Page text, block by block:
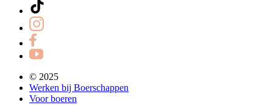
© 2025
Werken bij Boerschappen
Voor boeren